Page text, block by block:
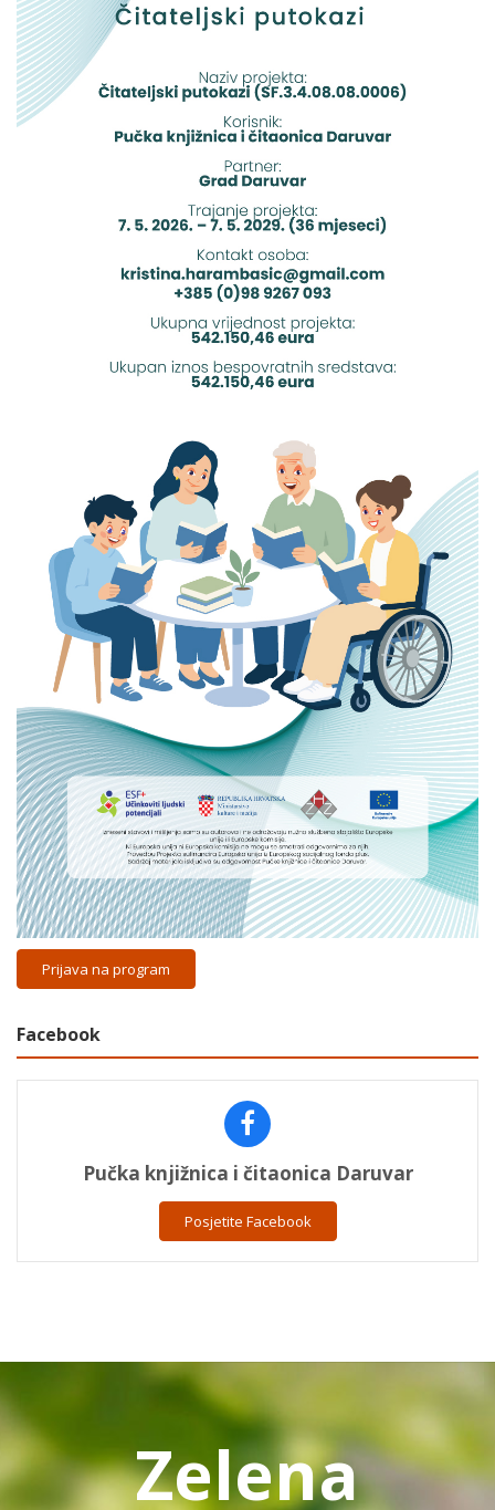
Prijava na program
Facebook
Pučka knjižnica i čitaonica Daruvar
Posjetite Facebook
Zelena